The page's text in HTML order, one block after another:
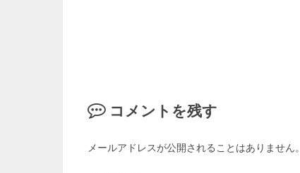
コメントを残す
メールアドレスが公開されることはありません。